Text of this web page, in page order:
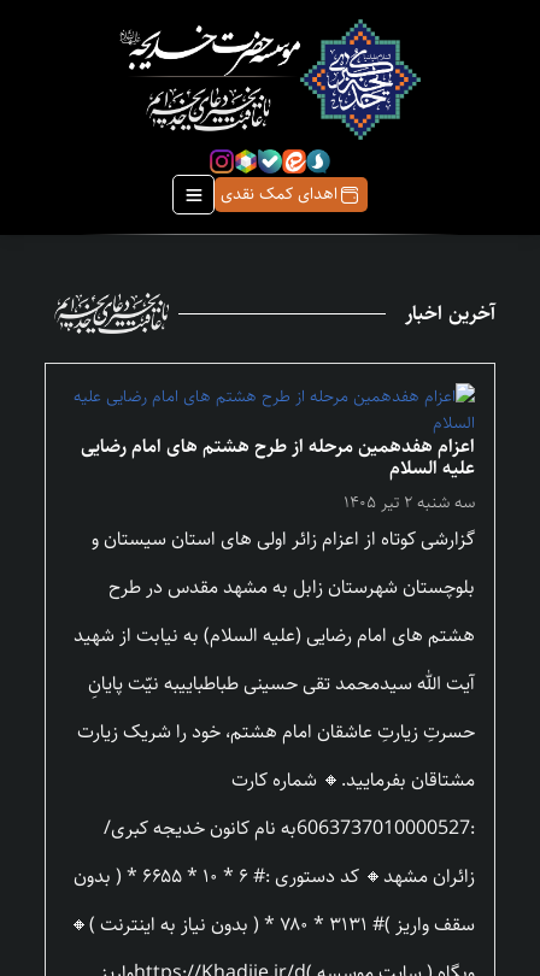
اهدای کمک نقدی
آخرین اخبار
اعزام هفدهمین مرحله از طرح هشتم های امام رضایی
علیه السلام
سه شنبه ۲ تیر ۱۴۰۵
گزارشی کوتاه از اعزام زائر اولی های استان سیستان و
بلوچستان شهرستان زابل به مشهد مقدس در طرح
هشتم های امام رضایی (علیه السلام) به نیابت از شهید
آیت الله سیدمحمد تقی حسینی طباطباییبه نیّت پایانِ
حسرتِ زیارتِ عاشقان امام هشتم، خود را شریک زیارت
مشتاقان بفرمایید.🔸 شماره کارت
:6063737010000527به نام کانون خدیجه کبری/
زائران مشهد🔸 کد دستوری :# ۶ * ۱۰ * ۶۶۵۵ * ( بدون
سقف واریز )# ۳۱۳۱ * ۷۸۰ * ( بدون نیاز به اینترنت )🔸